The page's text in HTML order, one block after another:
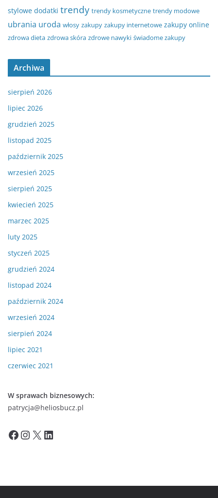
stylowe dodatki trendy trendy kosmetyczne trendy modowe
ubrania uroda włosy zakupy zakupy internetowe zakupy online
zdrowa dieta zdrowa skóra zdrowe nawyki świadome zakupy
Archiwa
sierpień 2026
lipiec 2026
grudzień 2025
listopad 2025
październik 2025
wrzesień 2025
sierpień 2025
kwiecień 2025
marzec 2025
luty 2025
styczeń 2025
grudzień 2024
listopad 2024
październik 2024
wrzesień 2024
sierpień 2024
lipiec 2021
czerwiec 2021
W sprawach biznesowych:
patrycja@heliosbucz.pl
Facebook InstagramX LinkedIn